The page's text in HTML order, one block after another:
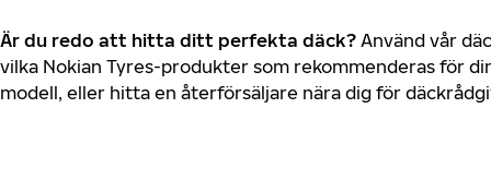
Är du redo att hitta ditt perfekta däck? Använd vår
vilka Nokian Tyres-produkter som rekommenderas för
modell, eller hitta en återförsäljare nära dig för